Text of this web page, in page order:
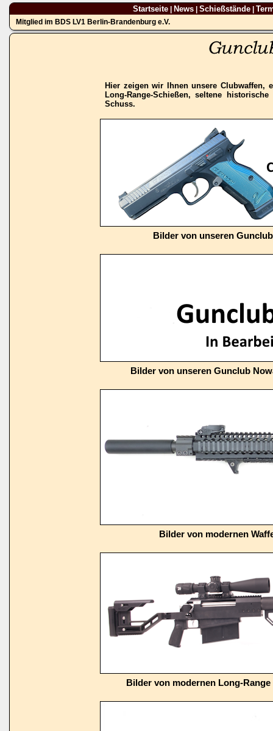
Startseite| News| Schießstände|
Mitglied im BDS LV1 Berlin-Brandenburg e.V.
Hier zeigen wir Ihnen unsere Clubwaffen,
Long-Range-Schießen, seltene
Schuss.
Bilder von unseren
Bilder von unseren Gunclub
Bilder von modernen
Bilder von modernen Long-